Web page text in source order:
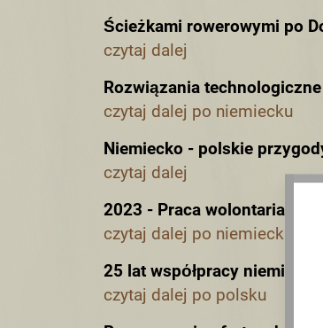
Ścieżkami rowerowymi po
czytaj dalej
Rozwiązania
czytaj dalej po niemiecku
Niemiecko - polskie
czytaj dalej
2023 - Praca wolontariacka
czytaj dalej po niemiecku
25 lat wspόłpracy
czytaj dalej po polsku